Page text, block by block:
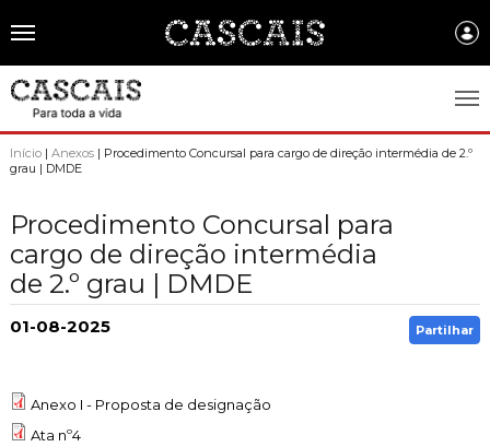
Português
CASCAIS.PT
SOBRE CASCAIS:
História
Recursos educativos - história e património
GOVERNO LOCAL:
Assembleia Municipal
Gestão administrativa e financeira
Projetos Cofinanciados
FREGUESIAS:
Carcavelos e Parede
Cascais Ambiente
FACTOS E NÚMEROS:
Início| Anexos| Procedimento Concursal para cargo de direção intermédia de 2.º
grau | DMDE
Procedimento Concursal para
cargo de direção intermédia
de 2.º grau | DMDE
01-08-2025 Partilhar
Anexo I - Proposta de designação
Ata nº4